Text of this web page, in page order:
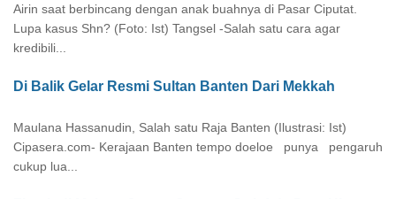
Airin saat berbincang dengan anak buahnya di Pasar Ciputat.
Lupa kasus Shn? (Foto: Ist) Tangsel -Salah satu cara agar
kredibili...
Di Balik Gelar Resmi Sultan Banten Dari Mekkah
Maulana Hassanudin, Salah satu Raja Banten (Ilustrasi: Ist)
Cipasera.com- Kerajaan Banten tempo doeloe punya pengaruh
cukup lua...